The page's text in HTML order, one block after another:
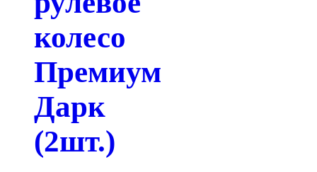
колесо
Премиум
Дарк
(2шт.)